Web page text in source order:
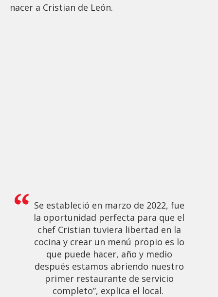
nacer a Cristian de León.
Se estableció en marzo de 2022, fue
la oportunidad perfecta para que el
chef Cristian tuviera libertad en la
cocina y crear un menú propio es lo
que puede hacer, año y medio
después estamos abriendo nuestro
primer restaurante de servicio
completo”, explica el local.